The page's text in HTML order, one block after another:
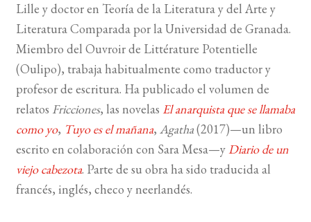
Lille y doctor en Teoría de la Literatura y del Arte y
Literatura Comparada por la Universidad de Granada.
Miembro del Ouvroir de Littérature Potentielle
(Oulipo), trabaja habitualmente como traductor y
profesor de escritura. Ha publicado el volumen de
relatos Fricciones, las novelas El anarquista que se llamaba
como yo, Tuyo es el mañana, Agatha(2017)—un libro
escrito en colaboración con Sara Mesa—yDiario de un
viejo cabezota. Parte de su obra ha sido traducida al
francés, inglés, checo y neerlandés.